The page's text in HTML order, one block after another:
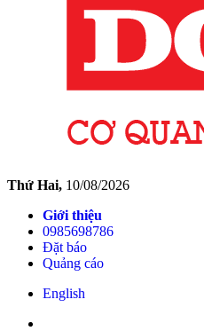
Thứ Hai, 10/08/2026
Giới thiệu
0985698786
Đặt báo
Quảng cáo
English